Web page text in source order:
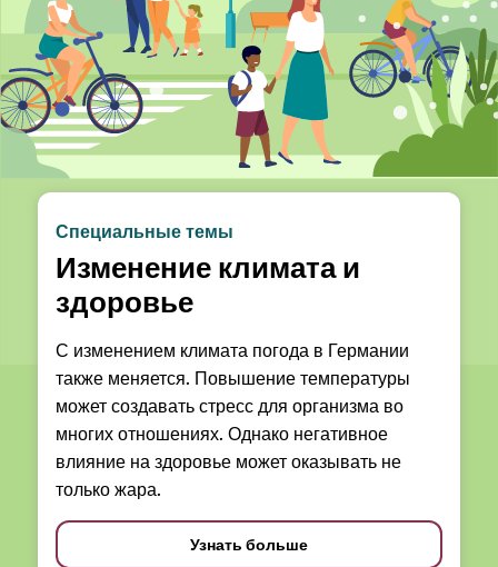
Специальные темы
Изменение климата и
здоровье
С изменением климата погода в Германии
также меняется. Повышение температуры
может создавать стресс для организма во
многих отношениях. Однако негативное
влияние на здоровье может оказывать не
только жара.
Узнать больше